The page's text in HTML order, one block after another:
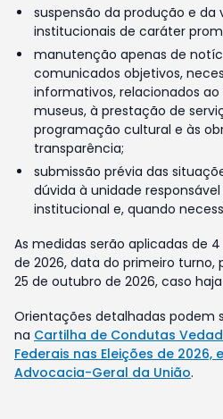
suspensão da produção e
institucionais de caráter
manutenção apenas de
comunicados objetivos,
informativos, relacionados
museus, à prestação de
programação cultural e às
transparência;
submissão prévia das
dúvida à unidade
institucional e, quando
As medidas serão aplicadas de
de 2026, data do primeiro
25 de outubro de 2026, caso
Orientações detalhadas podem
na Cartilha de Condutas
Federais nas Eleições de
Advocacia-Geral da União.